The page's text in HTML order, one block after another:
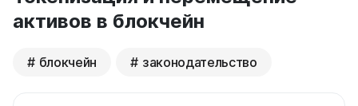
активов в блокчейн
блокчейн законодательство